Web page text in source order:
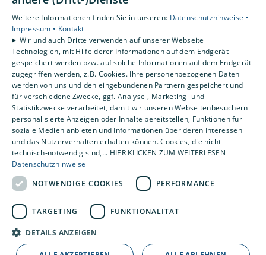
Standorte
Apensen
Weitere Informationen finden Sie in unseren: Datenschutzhinweise •
Impressum • Kontakt
Wir und auch Dritte verwenden auf unserer Webseite
Technologien, mit Hilfe derer Informationen auf dem Endgerät
gespeichert werden bzw. auf solche Informationen auf dem Endgerät
zugegriffen werden, z.B. Cookies. Ihre personenbezogenen Daten
werden von uns und den eingebundenen Partnern gespeichert und
für verschiedene Zwecke, ggf. Analyse-, Marketing- und
Statistikzwecke verarbeitet, damit wir unseren Webseitenbesuchern
personalisierte Anzeigen oder Inhalte bereitstellen, Funktionen für
soziale Medien anbieten und Informationen über deren Interessen
und das Nutzerverhalten erhalten können. Cookies, die nicht
technisch-notwendig sind,... HIER KLICKEN ZUM WEITERLESEN
Datenschutzhinweise
NOTWENDIGE COOKIES
PERFORMANCE
TARGETING FUNKTIONALITÄT
DETAILS ANZEIGEN